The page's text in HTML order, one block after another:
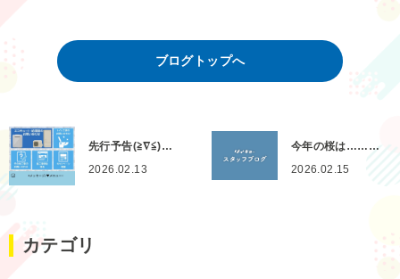
ブログトップへ
先行予告(≧∇≦)…
2026.02.13
今年の桜は………
2026.02.15
カテゴリ